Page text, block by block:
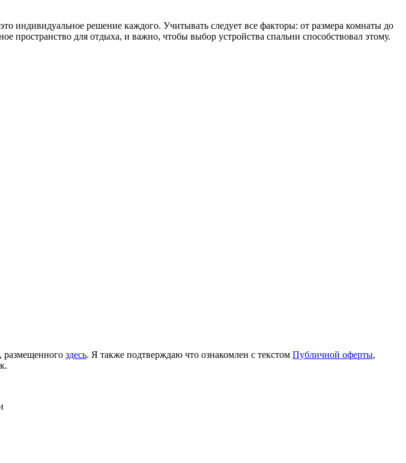
индивидуальное решение каждого. Учитывать следует все факторы: от размера комнаты до
для отдыха, и важно, чтобы выбор устройства спальни способствовал этому.
размещенного здесь. Я также подтверждаю что ознакомлен с текстом Публичной оферты,